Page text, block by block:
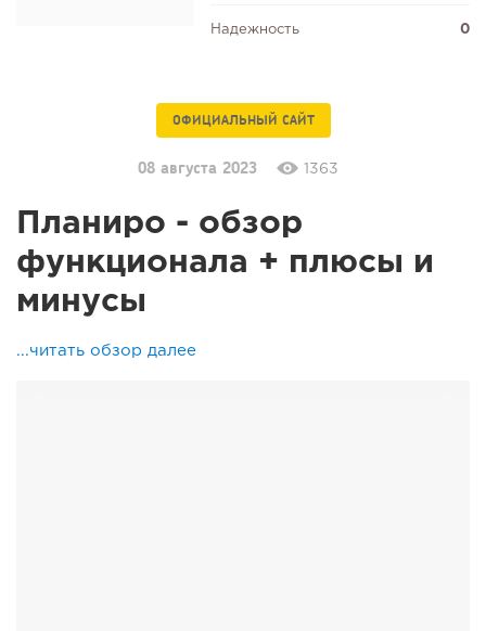
Надежность 0
ОФИЦИАЛЬНЫЙ САЙТ
08 августа 2023 1363
Планиро - обзор
функционала + плюсы и
минусы
...читать обзор далее